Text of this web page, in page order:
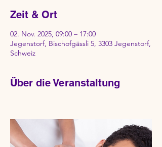
Zeit & Ort
02. Nov. 2025, 09:00 – 17:00
Jegenstorf, Bischofgässli 5, 3303 Jegenstorf,
Schweiz
Über die Veranstaltung